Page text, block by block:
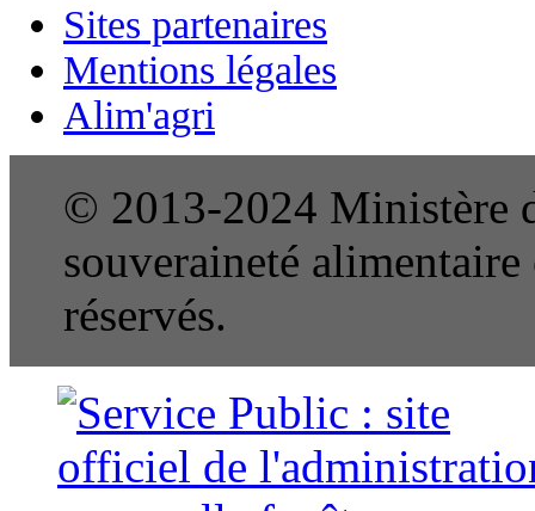
Sites partenaires
Mentions légales
Alim'agri
© 2013-2024 Ministère
souveraineté
réservés.